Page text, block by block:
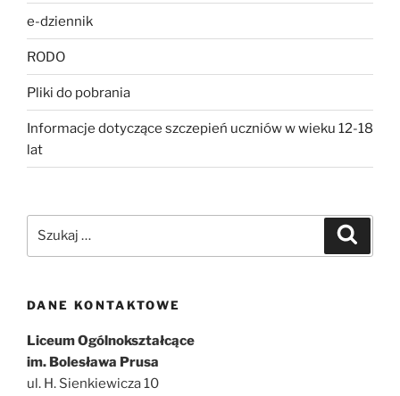
e-dziennik
RODO
Pliki do pobrania
Informacje dotyczące szczepień uczniów w wieku 12-18
lat
DANE KONTAKTOWE
Liceum Ogólnokształcące
im. Bolesława Prusa
ul. H. Sienkiewicza 10